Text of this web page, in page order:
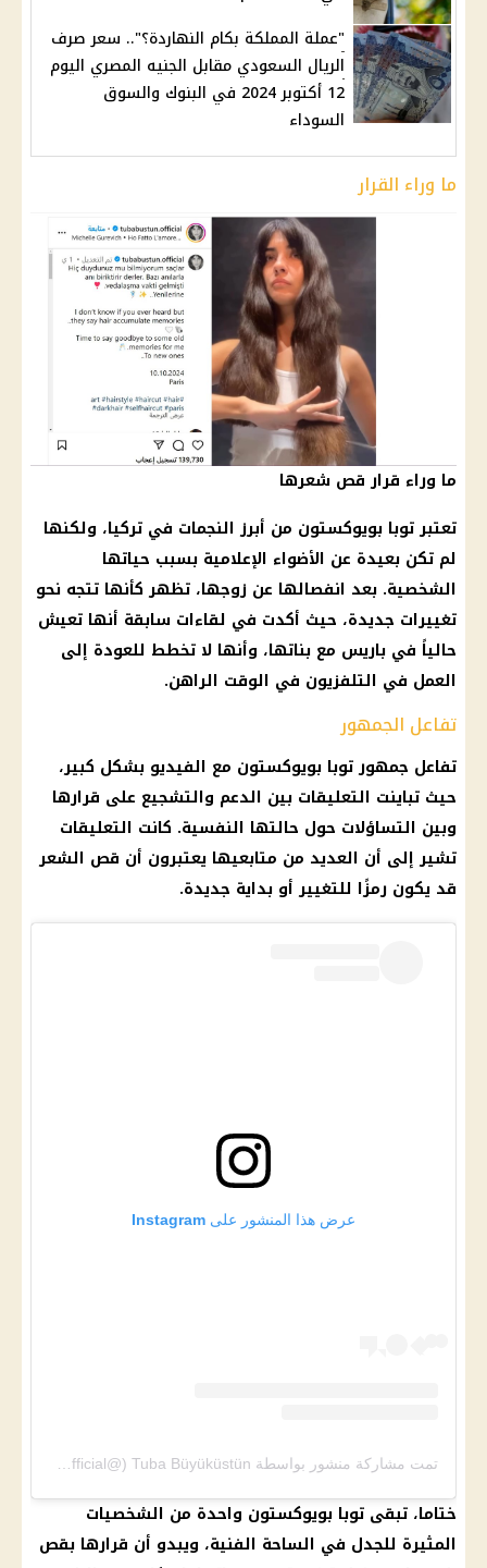
"عملة المملكة بكام النهاردة؟".. سعر صرف
الريال السعودي مقابل الجنيه المصري اليوم
12 أكتوبر 2024 في البنوك والسوق
السوداء
ما وراء القرار
ما وراء قرار قص شعرها
تعتبر توبا بويوكستون من أبرز النجمات في تركيا، ولكنها
لم تكن بعيدة عن الأضواء الإعلامية بسبب حياتها
الشخصية. بعد انفصالها عن زوجها، تظهر كأنها تتجه نحو
تغييرات جديدة، حيث أكدت في لقاءات سابقة أنها تعيش
حالياً في باريس مع بناتها، وأنها لا تخطط للعودة إلى
العمل في التلفزيون في الوقت الراهن.
تفاعل الجمهور
تفاعل جمهور توبا بويوكستون مع الفيديو بشكل كبير،
حيث تباينت التعليقات بين الدعم والتشجيع على قرارها
وبين التساؤلات حول حالتها النفسية. كانت التعليقات
تشير إلى أن العديد من متابعيها يعتبرون أن قص الشعر
قد يكون رمزًا للتغيير أو بداية جديدة.
عرض هذا المنشور على Instagram
تمت مشاركة منشور بواسطة ‏‎Tuba Büyüküstün‎‏ (@‏‎tubabustun.official‎‏)
ختاما، تبقى توبا بويوكستون واحدة من الشخصيات
المثيرة للجدل في الساحة الفنية، ويبدو أن قرارها بقص